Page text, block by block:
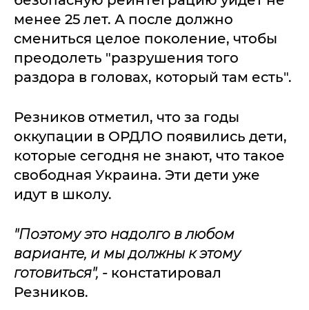
менее 25 лет. А после должно
смениться целое поколение, чтобы
преодолеть "разрушения того
раздора в головах, который там есть".
Резников отметил, что за годы
оккупации в ОРДЛО появились дети,
которые сегодня не знают, что такое
свободная Украина. Эти дети уже
идут в школу.
"Поэтому это надолго в любом
варианте, и мы должны к этому
готовиться", - констатировал
Резников.